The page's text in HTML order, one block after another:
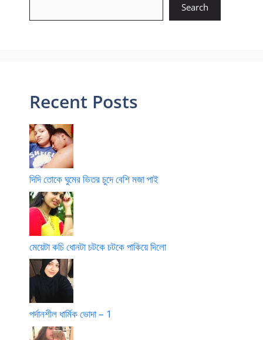
Search
Recent Posts
দিদি তোকে ঘুমের ভিতর চুদে বেশি মজা পাই
মেয়েটা কচি ধোনটা চটকে চটকে পাকিয়ে দিলো
পর্দানশীল ধার্মিক ভোদা – 1